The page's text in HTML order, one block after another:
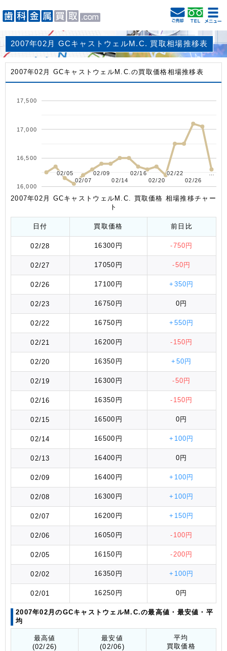
2007年02月 GCキャストウェルM.C. 買取相場推移表
2007年02月 GCキャストウェルM.C.の買取価格相場推移表
02/05
02/05
02/07
02/07
02/09
02/09
02/14
02/14
02/16
02/16
02/20
02/20
02/22
02/22
02/26
02/26
…
…
16,000
16,500
17,000
17,500
2007年02月 GCキャストウェルM.C. 買取価格 相場推移チャー
ト
日付 買取価格 前日比
02/28 16300円 -750円
02/27 17050円 -50円
02/26 17100円 +350円
02/23 16750円 0円
02/22 16750円 +550円
02/21 16200円 -150円
02/20 16350円 +50円
02/19 16300円 -50円
02/16 16350円 -150円
02/15 16500円 0円
02/14 16500円 +100円
02/13 16400円 0円
02/09 16400円 +100円
02/08 16300円 +100円
02/07 16200円 +150円
02/06 16050円 -100円
02/05 16150円 -200円
02/02 16350円 +100円
02/01 16250円 0円
2007年02月のGCキャストウェルM.C.の最高値 ・最安値 ・平
均
最高値
(02/26)
最安値
(02/06)
平均
買取価格